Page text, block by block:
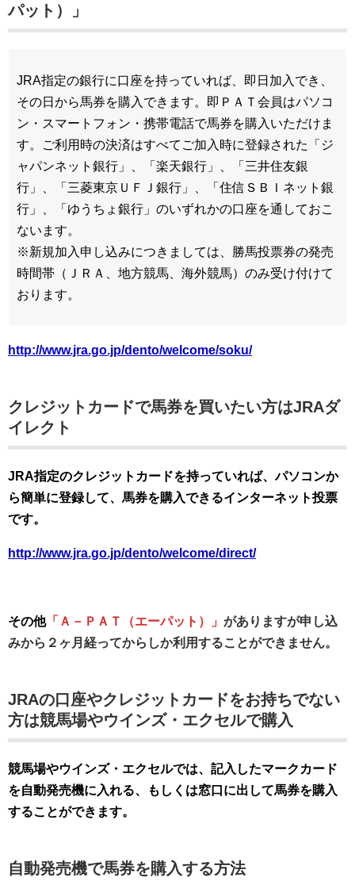
パット）」
JRA指定の銀行に口座を持っていれば、即日加入でき、
その日から馬券を購入できます。即ＰＡＴ会員はパソコ
ン・スマートフォン・携帯電話で馬券を購入いただけま
す。ご利用時の決済はすべてご加入時に登録された「ジ
ャパンネット銀行」、「楽天銀行」、「三井住友銀
行」、「三菱東京ＵＦＪ銀行」、「住信ＳＢＩネット銀
行」、「ゆうちょ銀行」のいずれかの口座を通しておこ
ないます。
※新規加入申し込みにつきましては、勝馬投票券の発売
時間帯（ＪＲＡ、地方競馬、海外競馬）のみ受け付けて
おります。
http://www.jra.go.jp/dento/welcome/soku/
クレジットカードで馬券を買いたい方はJRAダ
イレクト
JRA指定のクレジットカードを持っていれば、パソコンか
ら簡単に登録して、馬券を購入できるインターネット投票
です。
http://www.jra.go.jp/dento/welcome/direct/
その他「Ａ－ＰＡＴ（エーパット）」 がありますが申し込
みから２ヶ月経ってからしか利用することができません。
JRAの口座やクレジットカードをお持ちでない
方は競馬場やウインズ・エクセルで購入
競馬場やウインズ・エクセルでは、記入したマークカード
を自動発売機に入れる、もしくは窓口に出して馬券を購入
することができます。
自動発売機で馬券を購入する方法